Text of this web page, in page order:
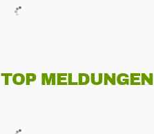
TOP MELDUNGEN